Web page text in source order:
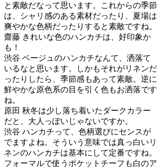
と素敵だなって思います。これからの季節
は、シャリ感のある素材だったり、夏場は
爽やかな色柄だったりすると素敵ですね。
齋藤 きれいな色のハンカチは、好印象か
も！
渋谷 ベージュのハンカチなんて、洒落て
いるなと思います。しかもそれがリネンだ
ったりしたら、季節感もあって素敵。逆に
鮮やかな原色系の目を引く色もお洒落です
ね。
原田 秋冬は少し落ち着いたダークカラー
だと、大人っぽいじゃないですか。
渋谷 ハンカチって、色柄選びにセンスが
でますよね。そういう意味では真っ白いリ
ネンのハンカチは基本にして定番ですね。
フォーマルで使うポケットチーフも白のア